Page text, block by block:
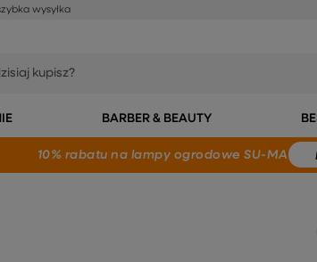
wysyłka
BARBER & BEAUTY
10% rabatu na lampy ogrodowe SU-MA